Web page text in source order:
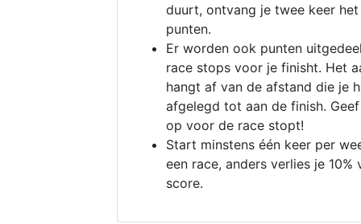
duurt, ontvang je twee keer
punten.
Er worden ook punten
race stops voor je finisht. Het
hangt af van de afstand die je
afgelegd tot aan de finish.
op voor de race stopt!
Start minstens één keer per
een race, anders verlies je 10%
score.